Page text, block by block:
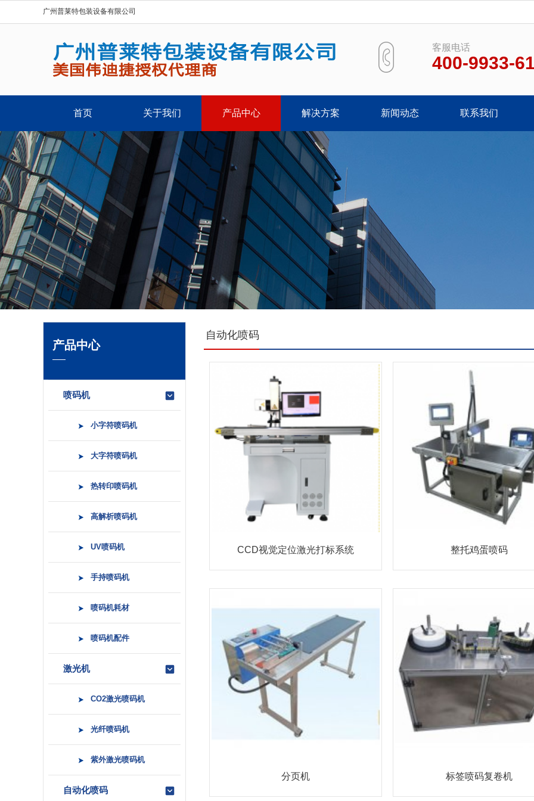
广州普莱特包装设备有限公司
客服电话
400-9933-
首页 关于我们 产品中心 解决方案 新闻动态 联系我们
产品中心
喷码机
小字符喷码机
大字符喷码机
热转印喷码机
高解析喷码机
UV喷码机
手持喷码机
喷码机耗材
喷码机配件
激光机
CO2激光喷码机
光纤喷码机
紫外激光喷码机
自动化喷码
自动化喷码
CCD视觉定位激光打标系统 整托鸡蛋喷码
分页机 标签喷码复卷机